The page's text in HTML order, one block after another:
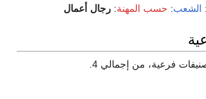
: الشعب: حسب المهنة: رجال أعمال